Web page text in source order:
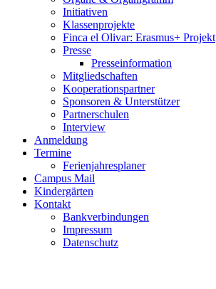
Initiativen
Klassenprojekte
Finca el Olivar: Erasmus+ Projekt
Presse
Presseinformation
Mitgliedschaften
Kooperationspartner
Sponsoren & Unterstützer
Partnerschulen
Interview
Anmeldung
Termine
Ferienjahresplaner
Campus Mail
Kindergärten
Kontakt
Bankverbindungen
Impressum
Datenschutz